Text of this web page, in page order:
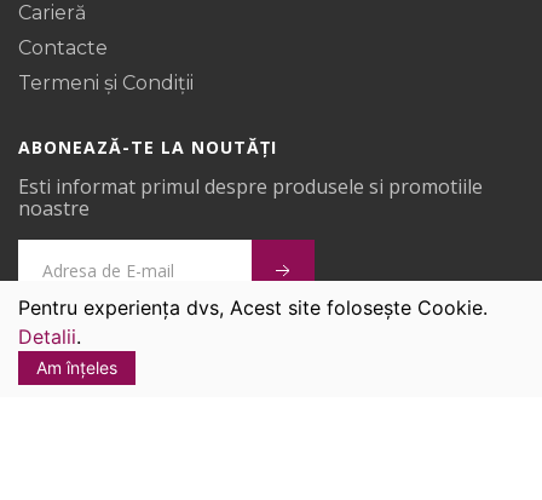
Carieră
Contacte
Termeni și Condiții
ABONEAZĂ-TE LA NOUTĂȚI
Esti informat primul despre produsele si promotiile
noastre
Covoare Ungheni © 2026.
Pentru experiența dvs, Acest site folosește Cookie.
Detalii.
Am înțeles